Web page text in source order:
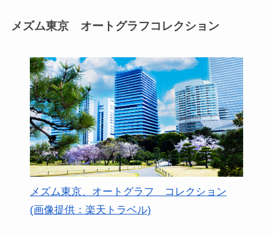
メズム東京 オートグラフコレクション
メズム東京、オートグラフ コレクション
(画像提供：楽天トラベル)